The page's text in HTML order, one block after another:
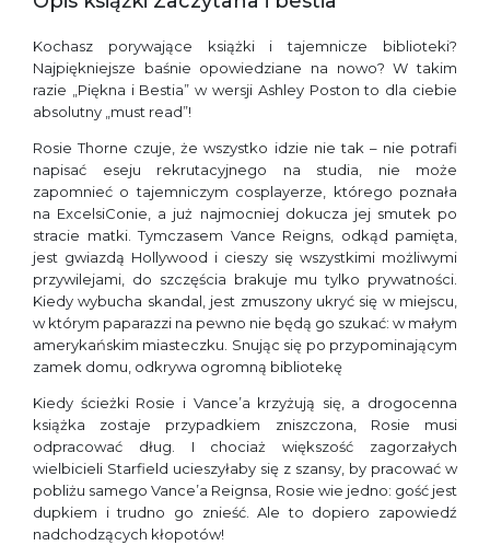
Kochasz porywające książki i tajemnicze biblioteki?
Najpiękniejsze baśnie opowiedziane na nowo? W takim
razie „Piękna i Bestia” w wersji Ashley Poston to dla ciebie
absolutny „must read”!
Rosie Thorne czuje, że wszystko idzie nie tak – nie potrafi
napisać eseju rekrutacyjnego na studia, nie może
zapomnieć o tajemniczym cosplayerze, którego poznała
na ExcelsiConie, a już najmocniej dokucza jej smutek po
stracie matki. Tymczasem Vance Reigns, odkąd pamięta,
jest gwiazdą Hollywood i cieszy się wszystkimi możliwymi
przywilejami, do szczęścia brakuje mu tylko prywatności.
Kiedy wybucha skandal, jest zmuszony ukryć się w miejscu,
w którym paparazzi na pewno nie będą go szukać: w małym
amerykańskim miasteczku. Snując się po przypominającym
zamek domu, odkrywa ogromną bibliotekę
Kiedy ścieżki Rosie i Vance’a krzyżują się, a drogocenna
książka zostaje przypadkiem zniszczona, Rosie musi
odpracować dług. I chociaż większość zagorzałych
wielbicieli Starfield ucieszyłaby się z szansy, by pracować w
pobliżu samego Vance’a Reignsa, Rosie wie jedno: gość jest
dupkiem i trudno go znieść. Ale to dopiero zapowiedź
nadchodzących kłopotów!